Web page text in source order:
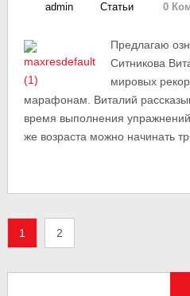
admin Статьи 0
Предлагаю
Ситникова
мировых
марафонам. Виталий
время выполнения упражнений
же возраста можно начинать
1 2